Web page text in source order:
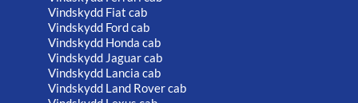
Vindskydd Fiat cab
Vindskydd Ford cab
Vindskydd Honda cab
Vindskydd Jaguar cab
Vindskydd Lancia cab
Vindskydd Land Rover cab